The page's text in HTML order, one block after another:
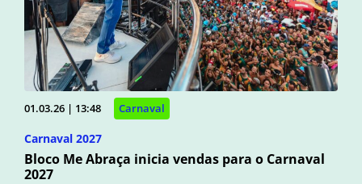
01.03.26 | 13:48 Carnaval
Carnaval 2027
Bloco Me Abraça inicia vendas para o Carnaval
2027